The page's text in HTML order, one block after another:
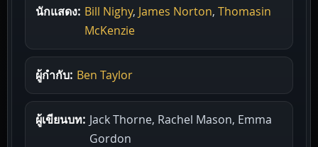
นักแสดง: Bill Nighy, James Norton, Thomasin
McKenzie
ผู้กำกับ: Ben Taylor
ผู้เขียนบท: Jack Thorne, Rachel Mason, Emma
Gordon